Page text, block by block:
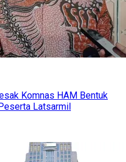
Komnas HAM Bentuk
Latsarmil